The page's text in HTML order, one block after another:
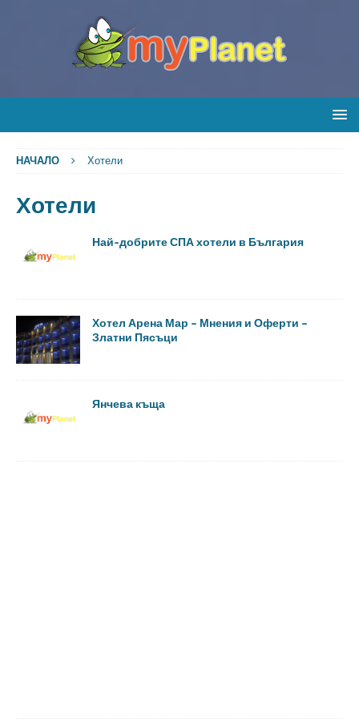
НАЧАЛО Хотели
Хотели
Най-добрите СПА хотели в България
Хотел Арена Мар – Мнения и Оферти –
Златни Пясъци
Янчева къща